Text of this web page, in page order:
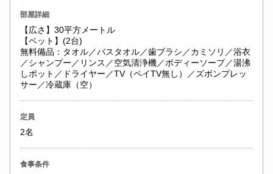
部屋詳細
【広さ】30平方メートル
【ベット】(2台)
無料備品：タオル／バスタオル／歯ブラシ／カミソリ／浴衣
／シャンプー／リンス／空気清浄機／ボディーソープ／湯沸
しポット／ドライヤー／TV（ペイTV無し）／ズボンプレッ
サー／冷蔵庫（空）
定員
2名
食事条件